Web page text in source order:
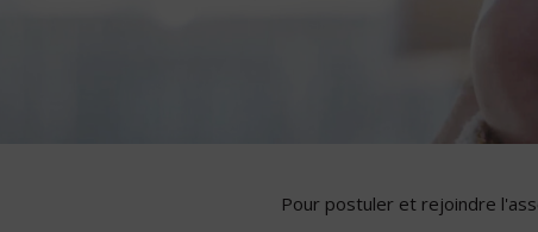
Pour postuler et rejoindre